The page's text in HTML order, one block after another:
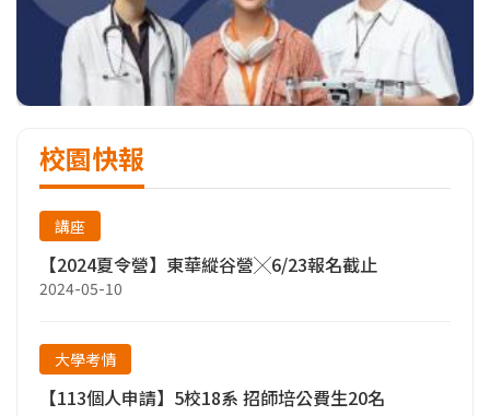
校園快報
講座
【2024夏令營】東華縱谷營╳6/23報名截止
2024-05-10
大學考情
【113個人申請】5校18系 招師培公費生20名